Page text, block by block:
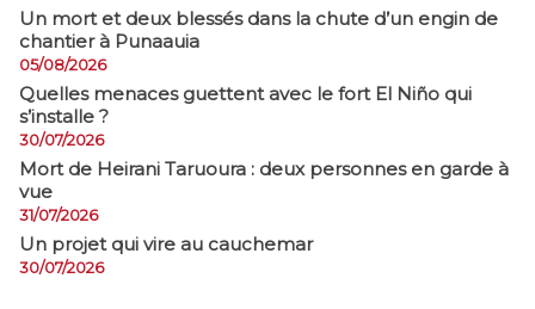
​Un mort et deux blessés dans la chute d’un engin de
chantier à Punaauia
05/08/2026
Quelles menaces guettent avec le fort El Niño qui
s’installe ?
30/07/2026
Mort de Heirani Taruoura : deux personnes en garde à
vue
31/07/2026
Un projet qui vire au cauchemar
30/07/2026